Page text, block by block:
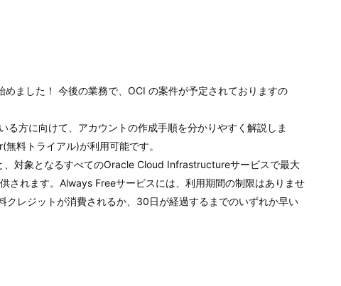
ました！ 今後の業務で、OCI の案件が予定されておりますの
る方に向けて、アカウントの作成手順を分かりやすく解説しま
料トライアル)が利用可能です。
対象となるすべてのOracle Cloud Infrastructureサービスで最大
されます。Always Freeサービスには、利用期間の制限はありませ
レジットが消費されるか、30日が経過するまでのいずれか早い